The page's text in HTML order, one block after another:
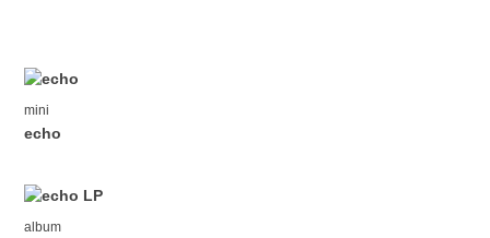
mini
echo
album